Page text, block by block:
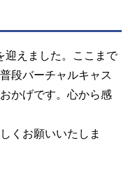
迎えました。ここまで
段バーチャルキャス
かげです。心から感
くお願いいたしま